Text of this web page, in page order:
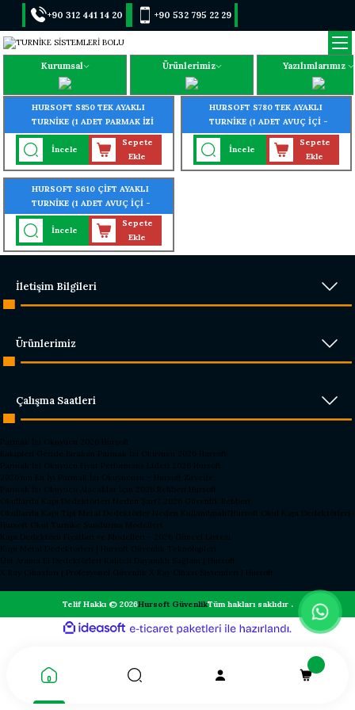
+90 312 441 14 20 +90 532 795 22 29
Kurumsal Ürünlerimiz Yazılımlarımız
HURSOFT S850 TEK AYAKLI
TURNİKE (1 ADET PARMAK İZİ
OKUYUCU TURNİKEYE
MONTELİ)
İncele
Sepete
Ekle
HURSOFT S780 TEK AYAKLI
TURNİKE (1 ADET AVUÇ İÇİ -
PARMAK İZİ OKUYUCU
TURNİKEYE MONTELİ)
İncele
Sepete
Ekle
HURSOFT S610 ÇİFT AYAKLI
TURNİKE (1 ADET AVUÇ İÇİ -
YÜZ - PARMAK İZİ OKUYUCU
TURNİKEYE MONTELİ)
İncele
Sepete
Ekle
İletişim Bilgileri
Ürünlerimiz
Çalışma Saatleri
Parmak İzi Okuyucu 2026 Hursoft
Rakipleri Geride Bırakan Parmak İzi Okuyucu 2026 Hursoft
Parmak İzi Okuyucu Fiyat Performans Lideri 2026 Hursoft
2026’nın En İyi Parmak İzi Okuyucusu – Hursoft Zirvede
Parmak İzi Okuyucu Alacaklar İçin 2026 Rehberi Hursoft
Okullarda Kapı Dedektörleri Neden Şart? 2026 Güvenlik Rehberi
Okullarda Kapı Tipi Metal Dedektörler Neden Kullanılmalı?Hursoft Okul Kapı Dedektörleri
Hursoft Okul Turnike Sundurma Modelleri
Kapı Dedektörü Fiyatları ve Modelleri - 2026 Güncel Listesi
Kapı Metal Dedektörleri | Hursoft Güvenlik Teknolojileri
Üst Arama El Dedektörleri Kaliteli Dayanıklı Sağlam | Hursoft
X Ray Cihazları | Profesyonel Güvenlik X Ray Cihazı Sistemleri | Hursoft
Telif Hakkı © 2026Hursoft GüvenlikTüm hakları saklıdır .
ideasoft
e-